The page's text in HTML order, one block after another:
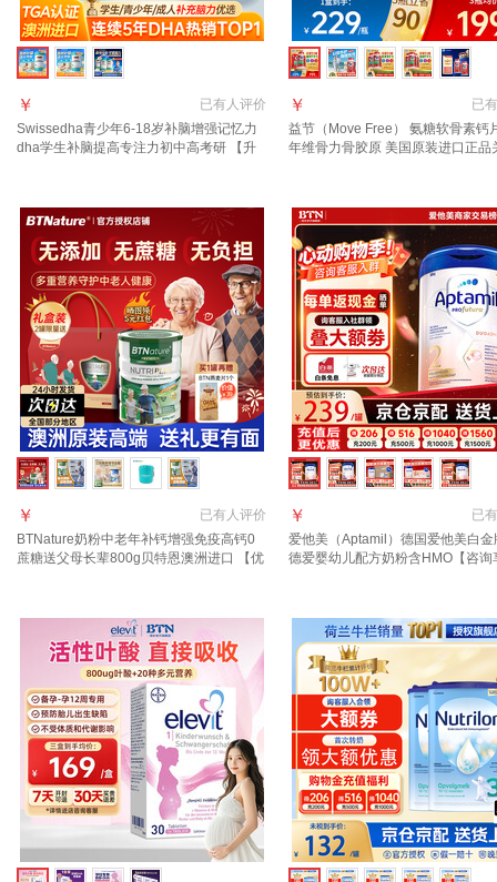
已有人评价
￥
Swissedha青少年6-18岁补脑增强记忆力
dha学生补脑提高专注力初中高考研 【升
已有
￥
益节（Move Free） 氨糖软骨素钙
年维骨力骨胶原 美国原装进口正品
已有人评价
￥
BTNature奶粉中老年补钙增强免疫高钙0
蔗糖送父母长辈800g贝特恩澳洲进口 【优
已有
￥
爱他美（Aptamil）德国爱他美白金
德爱婴幼儿配方奶粉含HMO【咨询